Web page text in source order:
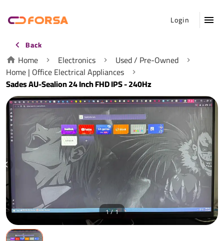
Login
Back
Home Electronics
Used / Pre-Owned
Home | Office Electrical Appliances
Sades AU-Sealion 24 Inch FHD IPS - 240Hz
1 / 1